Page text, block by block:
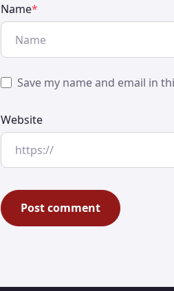
Name*
Save my name and email in
Website